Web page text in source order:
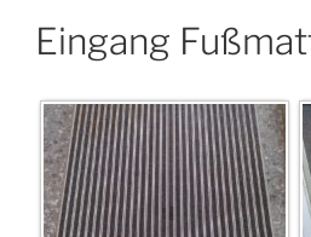
Eingang